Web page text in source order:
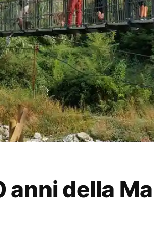
anni della